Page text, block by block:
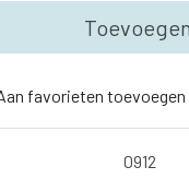
favorieten toevoegen
0912